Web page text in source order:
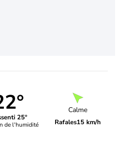
25°
de l'humidité
Calme
Rafales15 km/h